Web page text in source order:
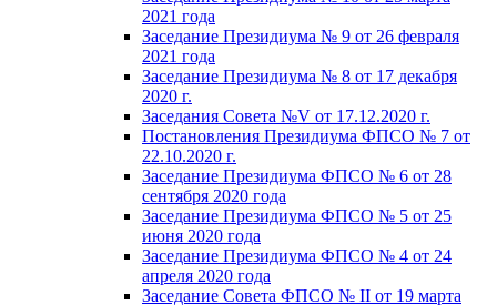
2021 года
Заседание Президиума № 9 от 26 февраля
2021 года
Заседание Президиума № 8 от 17 декабря
2020 г.
Заседания Совета №V от 17.12.2020 г.
Постановления Президиума ФПСО № 7 от
22.10.2020 г.
Заседание Президиума ФПСО № 6 от 28
сентября 2020 года
Заседание Президиума ФПСО № 5 от 25
июня 2020 года
Заседание Президиума ФПСО № 4 от 24
апреля 2020 года
Заседание Совета ФПСО № II от 19 марта